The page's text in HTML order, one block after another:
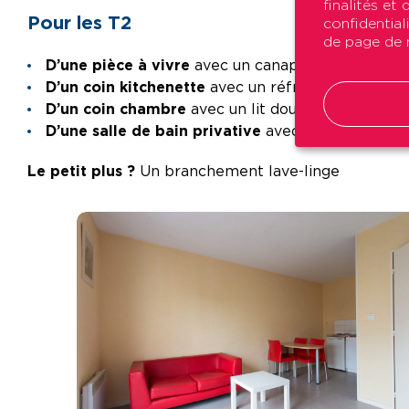
Pour les T2
D’une pièce à vivre avec un canapé, une petite
D’un coin kitchenette avec un réfrigérateur,
D’un coin chambre avec un lit double, une table
D’une salle de bain privative avec une douche,
Le petit plus ? Un branchement lave-linge
finalités et
de page de